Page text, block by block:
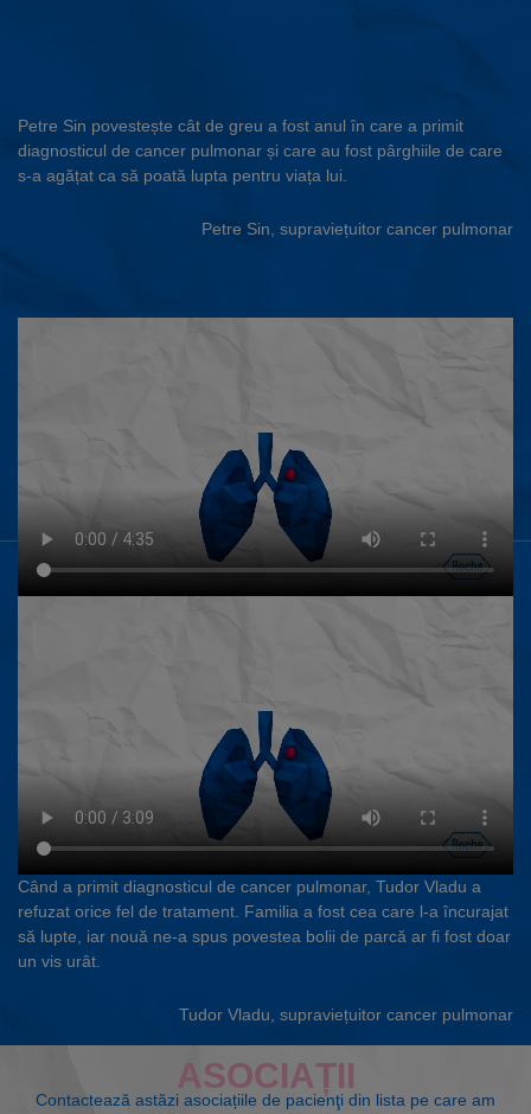
Petre Sin povestește cât de greu a fost anul în care a primit
diagnosticul de cancer pulmonar și care au fost pârghiile de care
s-a agățat ca să poată lupta pentru viața lui.
Petre Sin, supraviețuitor cancer pulmonar
Când a primit diagnosticul de cancer pulmonar, Tudor Vladu a
refuzat orice fel de tratament. Familia a fost cea care l-a încurajat
să lupte, iar nouă ne-a spus povestea bolii de parcă ar fi fost doar
un vis urât.
Tudor Vladu, supraviețuitor cancer pulmonar
ASOCIAȚII
Contactează astăzi asociațiile de pacienţi din lista pe care am